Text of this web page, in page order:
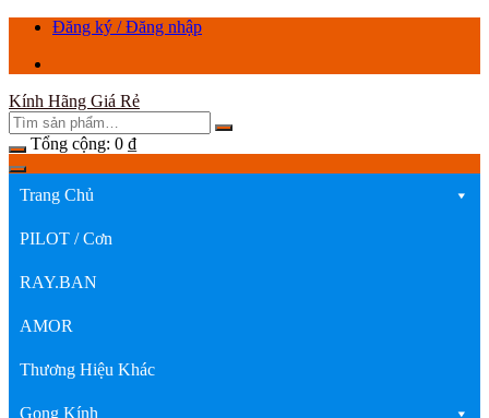
ChuyểnĐăng ký / Đăng nhập
Kính Hãng Giá Rẻ
Tổng cộng: 0 ₫
Trang Chủ
PILOT / Cơn
RAY.BAN
AMOR
Thương Hiệu Khác
Gọng Kính